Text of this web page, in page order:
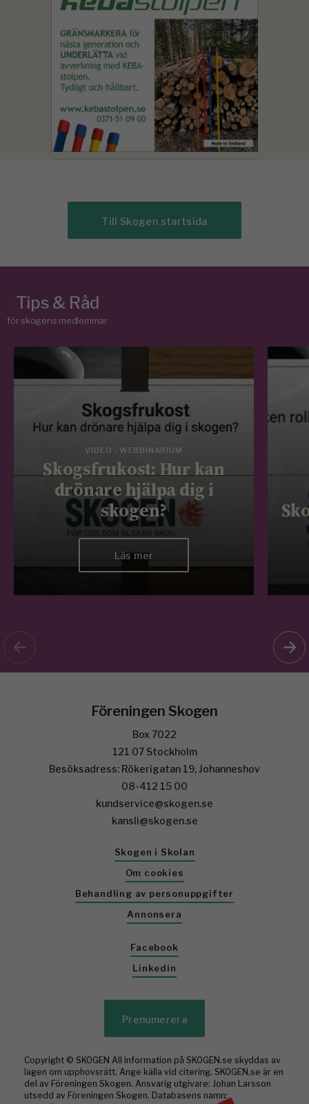
Till Skogen startsida
/Tips & Råd
för skogens medlemmar
VIDEO - WEBBINARIUM
Skogsfrukost: Hur kan
drönare hjälpa dig i
skogen?
Läs mer
Föreningen Skogen
Box 7022
121 07 Stockholm
Besöksadress: Rökerigatan 19, Johanneshov
08-412 15 00
kundservice@skogen.se
kansli@skogen.se
Skogen i Skolan
Om cookies
Behandling av personuppgifter
Annonsera
Facebook
Linkedin
Prenumerera
Copyright © SKOGEN All information på SKOGEN.se skyddas av
lagen om upphovsrätt. Ange källa vid citering. SKOGEN.se är en
del av Föreningen Skogen. Ansvarig utgivare: Johan Larsson
utsedd av Föreningen Skogen. Databasens namn: